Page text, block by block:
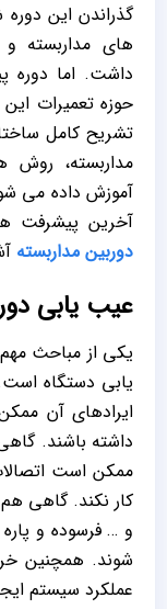
گذراندن این
های مداربسته
داشت. اما دوره
حوزه تعمیرات
تشریح کامل
مداربسته،
آموزش داده می
آخرین پیشرفت
دوربین مداربسته
عیب یابی
یکی از مباحث
یابی دستگاه
ایرادهای آن
داشته باشند.
ممکن است
کار نکند. گاهی
و … فرسوده و
شوند. همچنین
عملکرد سیستم